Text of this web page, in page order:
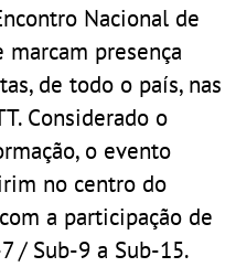
Nacional de
marcam presença
de todo o país, nas
Considerado o
o evento
no centro do
a participação de
/ Sub-9 a Sub-15.